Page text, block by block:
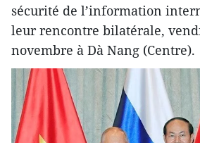
sécurité de l’information
leur rencontre bilatérale,
novembre à Dà Nang (Centre).